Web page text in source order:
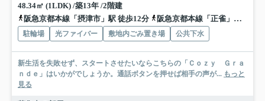
48.34㎡ (1LDK) /築13年 /2階建
阪急京都本線「摂津市」駅 徒歩12分
阪急京都本線「正雀」駅 徒歩16分
駐輪場 光ファイバー 敷地内ごみ置き場 公共下水
新生活を失敗せず、スタートさせたいならこちらの「Ｃｏｚｙ Ｇｒａ
ｎｄｅ」はいかがでしょうか。通話ボタンを押せば相手の声が... もっと
見る